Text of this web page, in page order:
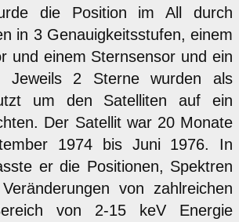
die Position im All durch
in 3 Genauigkeitsstufen, einem
und einem Sternsensor und ein
Jeweils 2 Sterne wurden als
um den Satelliten auf ein
Der Satellit war 20 Monate
1974 bis Juni 1976. In
er die Positionen, Spektren
von zahlreichen
von 2-15 keV Energie